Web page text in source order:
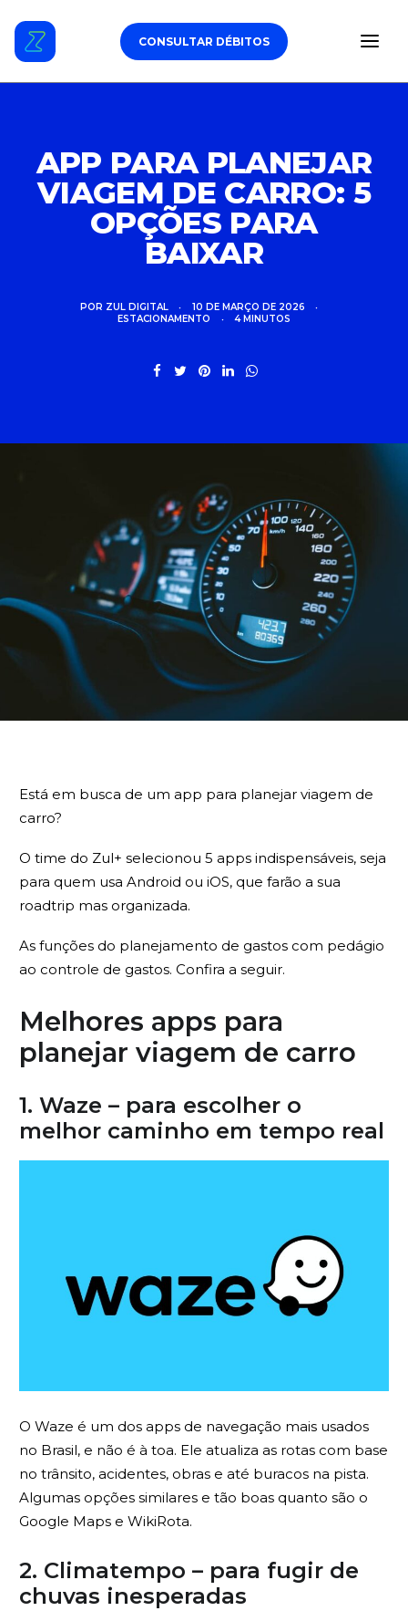
CONSULTAR DÉBITOS
DÉBITOS VEICULARES
TAG DE PEDÁGIO
APP PARA PLANEJAR
VIAGEM DE CARRO: 5
OPÇÕES PARA
BAIXAR
POR ZUL DIGITAL • 10 DE MARÇO DE 2026
•
ESTACIONAMENTO
• 4 MINUTOS
Está em busca de um app para planejar viagem de
carro?
O time do Zul+ selecionou 5 apps indispensáveis, seja
para quem usa Android ou iOS, que farão a sua
roadtrip mas organizada.
As funções do planejamento de gastos com pedágio
ao controle de gastos. Confira a seguir.
Melhores apps para
planejar viagem de carro
1. Waze – para escolher o
melhor caminho em tempo real
O Waze é um dos apps de navegação mais usados
no Brasil, e não é à toa. Ele atualiza as rotas com base
no trânsito, acidentes, obras e até buracos na pista.
Algumas opções similares e tão boas quanto são o
Google Maps e WikiRota.
2. Climatempo – para fugir de
chuvas inesperadas